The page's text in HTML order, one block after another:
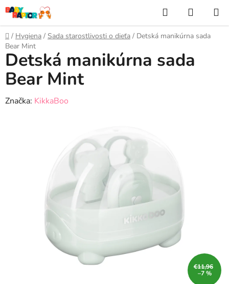
Prejsť
na
obsah
Hľadať
KOŠÍK
Domov
/ Hygiena / Sada starostlivosti o dieťa / Detská manikúrna sada
Bear Mint
Detská manikúrna sada
Bear Mint
Značka: KikkaBoo
€11,96
–7 %